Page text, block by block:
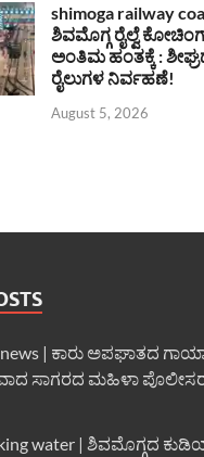
shimoga railway
ಶಿವಮೊಗ್ಗ ರೈಲ್ವೆ
ಅಂತಿಮ ಹಂತಕ್ಕೆ :
ರೈಲುಗಳ ನಿರ್ವಹಣೆ!
August 5, 2026
news | ಕಾರು ಅಪಘಾತದ
ಸಾಗರದ ಮಹಿಳಾ
water | ಶಿವಮೊಗ್ಗದ